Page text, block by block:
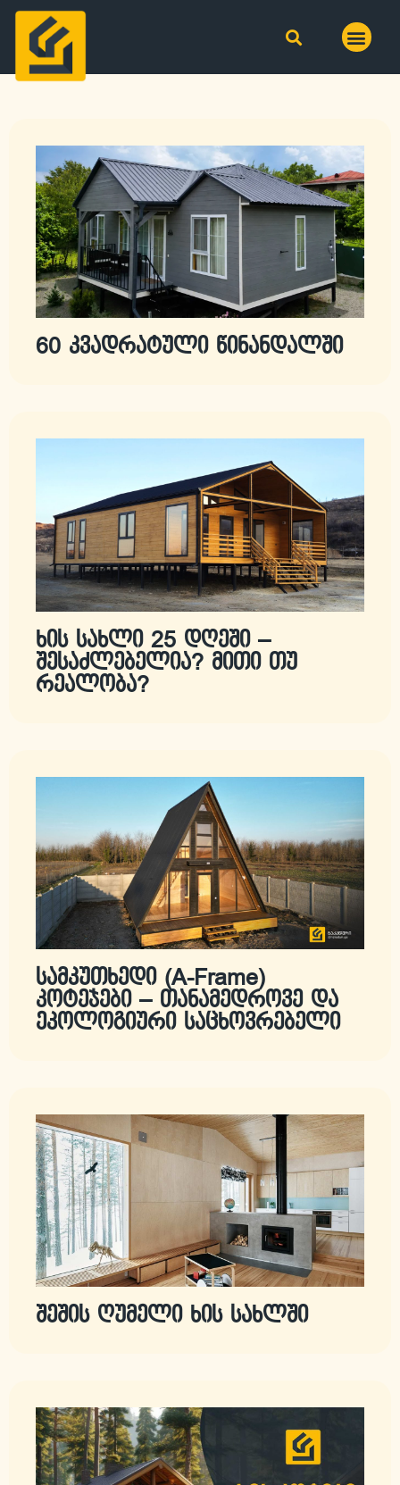
60 კვადრატული წინანდალში
ხის სახლი 25 დღეში –
შესაძლებელია? მითი თუ
რეალობა?
სამკუთხედი (A-Frame)
კოტეჯები – თანამედროვე და
ეკოლოგიური საცხოვრებელი
შეშის ღუმელი ხის სახლში